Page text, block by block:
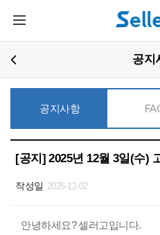
주요콘텐츠로
건너뛰기
공지
공지사항
[공지] 2025년 12월 3일(수)
작성일 2025-12-02
안녕하세요? 셀러고입니다.